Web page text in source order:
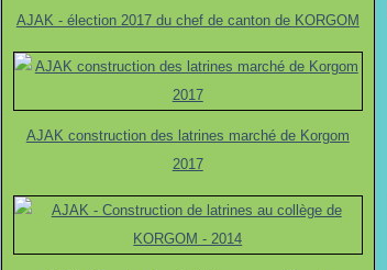
AJAK - élection 2017 du chef de canton de KORGOM
AJAK construction des latrines marché de Korgom
2017